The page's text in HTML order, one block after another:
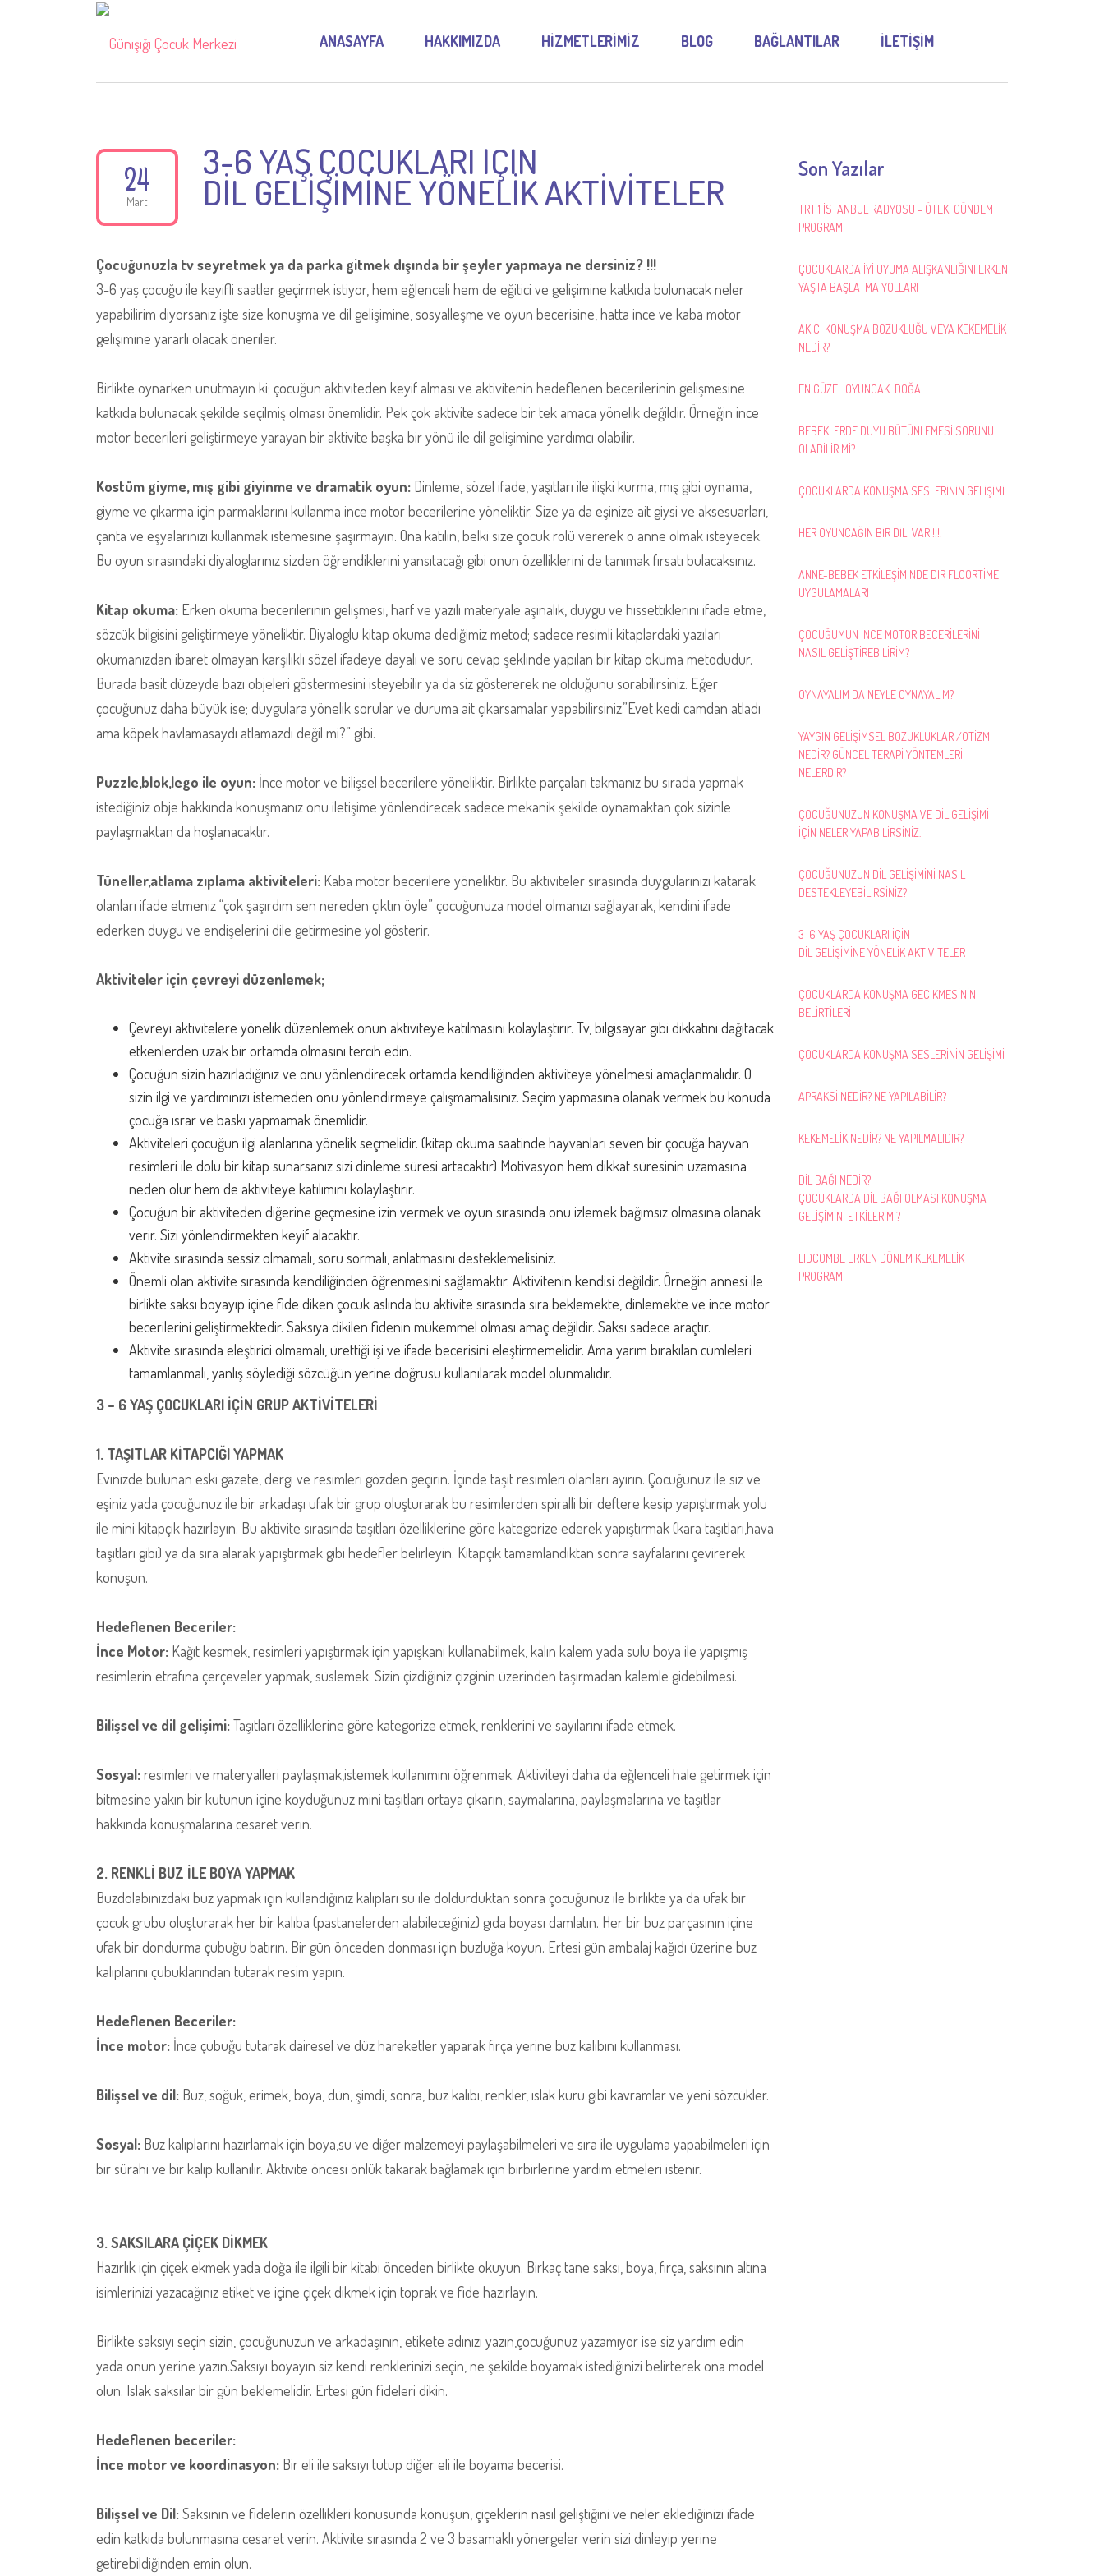
ANASAYFA HAKKIMIZDA HİZMETLERİMİZ BLOG BAĞLANTILAR İLETİŞİM
24
Mart
3-6 YAŞ ÇOCUKLARI İÇİN
DİL GELİŞİMİNE YÖNELİK AKTİVİTELER
Çocuğunuzla tv seyretmek ya da parka gitmek dışında bir şeyler yapmaya ne dersiniz? !!!
3-6 yaş çocuğu ile keyifli saatler geçirmek istiyor, hem eğlenceli hem de eğitici ve gelişimine katkıda bulunacak neler
yapabilirim diyorsanız işte size konuşma ve dil gelişimine, sosyalleşme ve oyun becerisine, hatta ince ve kaba motor
gelişimine yararlı olacak öneriler.
Birlikte oynarken unutmayın ki; çocuğun aktiviteden keyif alması ve aktivitenin hedeflenen becerilerinin gelişmesine
katkıda bulunacak şekilde seçilmiş olması önemlidir. Pek çok aktivite sadece bir tek amaca yönelik değildir. Örneğin ince
motor becerileri geliştirmeye yarayan bir aktivite başka bir yönü ile dil gelişimine yardımcı olabilir.
Kostüm giyme, mış gibi giyinme ve dramatik oyun: Dinleme, sözel ifade, yaşıtları ile ilişki kurma, mış gibi oynama,
giyme ve çıkarma için parmaklarını kullanma ince motor becerilerine yöneliktir. Size ya da eşinize ait giysi ve aksesuarları,
çanta ve eşyalarınızı kullanmak istemesine şaşırmayın. Ona katılın, belki size çocuk rolü vererek o anne olmak isteyecek.
Bu oyun sırasındaki diyaloglarınız sizden öğrendiklerini yansıtacağı gibi onun özelliklerini de tanımak fırsatı bulacaksınız.
Kitap okuma: Erken okuma becerilerinin gelişmesi, harf ve yazılı materyale aşinalık, duygu ve hissettiklerini ifade etme,
sözcük bilgisini geliştirmeye yöneliktir. Diyaloglu kitap okuma dediğimiz metod; sadece resimli kitaplardaki yazıları
okumanızdan ibaret olmayan karşılıklı sözel ifadeye dayalı ve soru cevap şeklinde yapılan bir kitap okuma metodudur.
Burada basit düzeyde bazı objeleri göstermesini isteyebilir ya da siz göstererek ne olduğunu sorabilirsiniz. Eğer
çocuğunuz daha büyük ise; duygulara yönelik sorular ve duruma ait çıkarsamalar yapabilirsiniz.”Evet kedi camdan atladı
ama köpek havlamasaydı atlamazdı değil mi?” gibi.
Puzzle,blok,lego ile oyun: İnce motor ve bilişsel becerilere yöneliktir. Birlikte parçaları takmanız bu sırada yapmak
istediğiniz obje hakkında konuşmanız onu iletişime yönlendirecek sadece mekanik şekilde oynamaktan çok sizinle
paylaşmaktan da hoşlanacaktır.
Tüneller,atlama zıplama aktiviteleri: Kaba motor becerilere yöneliktir. Bu aktiviteler sırasında duygularınızı katarak
olanları ifade etmeniz “çok şaşırdım sen nereden çıktın öyle” çocuğunuza model olmanızı sağlayarak, kendini ifade
ederken duygu ve endişelerini dile getirmesine yol gösterir.
Aktiviteler için çevreyi düzenlemek;
Çevreyi aktivitelere yönelik düzenlemek onun aktiviteye katılmasını kolaylaştırır. Tv, bilgisayar gibi dikkatini dağıtacak
etkenlerden uzak bir ortamda olmasını tercih edin.
Çocuğun sizin hazırladığınız ve onu yönlendirecek ortamda kendiliğinden aktiviteye yönelmesi amaçlanmalıdır. O
sizin ilgi ve yardımınızı istemeden onu yönlendirmeye çalışmamalısınız. Seçim yapmasına olanak vermek bu konuda
çocuğa ısrar ve baskı yapmamak önemlidir.
Aktiviteleri çocuğun ilgi alanlarına yönelik seçmelidir. (kitap okuma saatinde hayvanları seven bir çocuğa hayvan
resimleri ile dolu bir kitap sunarsanız sizi dinleme süresi artacaktır) Motivasyon hem dikkat süresinin uzamasına
neden olur hem de aktiviteye katılımını kolaylaştırır.
Çocuğun bir aktiviteden diğerine geçmesine izin vermek ve oyun sırasında onu izlemek bağımsız olmasına olanak
verir. Sizi yönlendirmekten keyif alacaktır.
Aktivite sırasında sessiz olmamalı, soru sormalı, anlatmasını desteklemelisiniz.
Önemli olan aktivite sırasında kendiliğinden öğrenmesini sağlamaktır. Aktivitenin kendisi değildir. Örneğin annesi ile
birlikte saksı boyayıp içine fide diken çocuk aslında bu aktivite sırasında sıra beklemekte, dinlemekte ve ince motor
becerilerini geliştirmektedir. Saksıya dikilen fidenin mükemmel olması amaç değildir. Saksı sadece araçtır.
Aktivite sırasında eleştirici olmamalı, ürettiği işi ve ifade becerisini eleştirmemelidir. Ama yarım bırakılan cümleleri
tamamlanmalı, yanlış söylediği sözcüğün yerine doğrusu kullanılarak model olunmalıdır.
3 – 6 YAŞ ÇOCUKLARI İÇİN GRUP AKTİVİTELERİ
1. TAŞITLAR KİTAPCIĞI YAPMAK
Evinizde bulunan eski gazete, dergi ve resimleri gözden geçirin. İçinde taşıt resimleri olanları ayırın. Çocuğunuz ile siz ve
eşiniz yada çocuğunuz ile bir arkadaşı ufak bir grup oluşturarak bu resimlerden spiralli bir deftere kesip yapıştırmak yolu
ile mini kitapçık hazırlayın. Bu aktivite sırasında taşıtları özelliklerine göre kategorize ederek yapıştırmak (kara taşıtları,hava
taşıtları gibi) ya da sıra alarak yapıştırmak gibi hedefler belirleyin. Kitapçık tamamlandıktan sonra sayfalarını çevirerek
konuşun.
Hedeflenen Beceriler:
İnce Motor: Kağıt kesmek, resimleri yapıştırmak için yapışkanı kullanabilmek, kalın kalem yada sulu boya ile yapışmış
resimlerin etrafına çerçeveler yapmak, süslemek. Sizin çizdiğiniz çizginin üzerinden taşırmadan kalemle gidebilmesi.
Bilişsel ve dil gelişimi:Taşıtları özelliklerine göre kategorize etmek, renklerini ve sayılarını ifade etmek.
Sosyal:resimleri ve materyalleri paylaşmak,istemek kullanımını öğrenmek. Aktiviteyi daha da eğlenceli hale getirmek için
bitmesine yakın bir kutunun içine koyduğunuz mini taşıtları ortaya çıkarın, saymalarına, paylaşmalarına ve taşıtlar
hakkında konuşmalarına cesaret verin.
2. RENKLİ BUZ İLE BOYA YAPMAK
Buzdolabınızdaki buz yapmak için kullandığınız kalıpları su ile doldurduktan sonra çocuğunuz ile birlikte ya da ufak bir
çocuk grubu oluşturarak her bir kalıba (pastanelerden alabileceğiniz) gıda boyası damlatın. Her bir buz parçasının içine
ufak bir dondurma çubuğu batırın. Bir gün önceden donması için buzluğa koyun. Ertesi gün ambalaj kağıdı üzerine buz
kalıplarını çubuklarından tutarak resim yapın.
Hedeflenen Beceriler:
İnce motor: İnce çubuğu tutarak dairesel ve düz hareketler yaparak fırça yerine buz kalıbını kullanması.
Bilişsel ve dil: Buz, soğuk, erimek, boya, dün, şimdi, sonra, buz kalıbı, renkler, ıslak kuru gibi kavramlar ve yeni sözcükler.
Sosyal: Buz kalıplarını hazırlamak için boya,su ve diğer malzemeyi paylaşabilmeleri ve sıra ile uygulama yapabilmeleri için
bir sürahi ve bir kalıp kullanılır. Aktivite öncesi önlük takarak bağlamak için birbirlerine yardım etmeleri istenir.
3. SAKSILARA ÇİÇEK DİKMEK
Hazırlık için çiçek ekmek yada doğa ile ilgili bir kitabı önceden birlikte okuyun. Birkaç tane saksı, boya, fırça, saksının altına
isimlerinizi yazacağınız etiket ve içine çiçek dikmek için toprak ve fide hazırlayın.
Birlikte saksıyı seçin sizin, çocuğunuzun ve arkadaşının, etikete adınızı yazın,çocuğunuz yazamıyor ise siz yardım edin
yada onun yerine yazın.Saksıyı boyayın siz kendi renklerinizi seçin, ne şekilde boyamak istediğinizi belirterek ona model
olun. Islak saksılar bir gün beklemelidir. Ertesi gün fideleri dikin.
Hedeflenen beceriler:
İnce motor ve koordinasyon: Bir eli ile saksıyı tutup diğer eli ile boyama becerisi.
Bilişsel ve Dil:Saksının ve fidelerin özellikleri konusunda konuşun, çiçeklerin nasıl geliştiğini ve neler eklediğinizi ifade
edin katkıda bulunmasına cesaret verin. Aktivite sırasında 2 ve 3 basamaklı yönergeler verin sizi dinleyip yerine
getirebildiğinden emin olun.
Son Yazılar
TRT 1 İSTANBUL RADYOSU – ÖTEKİ GÜNDEM
PROGRAMI
ÇOCUKLARDA İYİ UYUMA ALIŞKANLIĞINI ERKEN
YAŞTA BAŞLATMA YOLLARI
AKICI KONUŞMA BOZUKLUĞU VEYA KEKEMELİK
NEDİR?
EN GÜZEL OYUNCAK: DOĞA
BEBEKLERDE DUYU BÜTÜNLEMESİ SORUNU
OLABİLİR Mİ?
ÇOCUKLARDA KONUŞMA SESLERİNİN GELİŞİMİ
HER OYUNCAĞIN BİR DİLİ VAR !!!!
ANNE-BEBEK ETKİLEŞİMİNDE DIR FLOORTİME
UYGULAMALARI
ÇOCUĞUMUN İNCE MOTOR BECERİLERİNİ
NASIL GELİŞTİREBİLİRİM?
OYNAYALIM DA NEYLE OYNAYALIM?
YAYGIN GELİŞİMSEL BOZUKLUKLAR /OTİZM
NEDİR? GÜNCEL TERAPİ YÖNTEMLERİ
NELERDİR?
ÇOCUĞUNUZUN KONUŞMA VE DİL GELİŞİMİ
İÇİN NELER YAPABİLİRSİNİZ.
ÇOCUĞUNUZUN DİL GELİŞİMİNİ NASIL
DESTEKLEYEBİLİRSİNİZ?
3-6 YAŞ ÇOCUKLARI İÇİN
DİL GELİŞİMİNE YÖNELİK AKTİVİTELER
ÇOCUKLARDA KONUŞMA GECİKMESİNİN
BELİRTİLERİ
ÇOCUKLARDA KONUŞMA SESLERİNİN GELİŞİMİ
APRAKSİ NEDİR? NE YAPILABİLİR?
KEKEMELİK NEDİR? NE YAPILMALIDIR?
DİL BAĞI NEDİR?
ÇOCUKLARDA DİL BAĞI OLMASI KONUŞMA
GELİŞİMİNİ ETKİLER Mİ?
LIDCOMBE ERKEN DÖNEM KEKEMELİK
PROGRAMI